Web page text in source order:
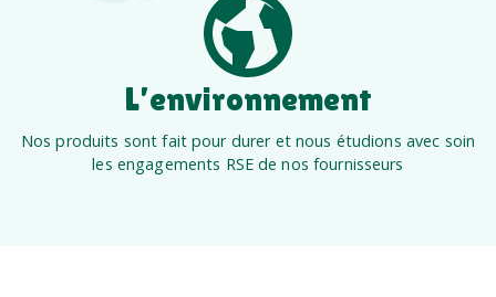
L’environnement
Nos produits sont fait pour durer et nous étudions avec soin
les engagements RSE de nos fournisseurs